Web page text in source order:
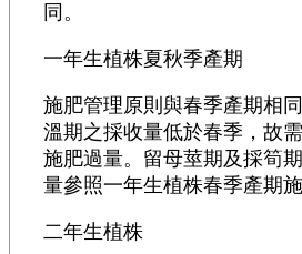
同。
一年生植株夏秋季產期
施肥管理原則與春季產期相
溫期之採收量低於春季，故
施肥過量。留母莖期及採筍
量參照一年生植株春季產期
二年生植株